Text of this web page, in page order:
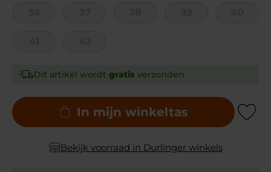
Dit artikel wordt gratis verzonden
In mijn winkeltas Add to
Bekijk voorraad in Durlinger winkels